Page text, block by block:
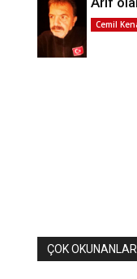
Cemil
ÇOK OKUNANLAR